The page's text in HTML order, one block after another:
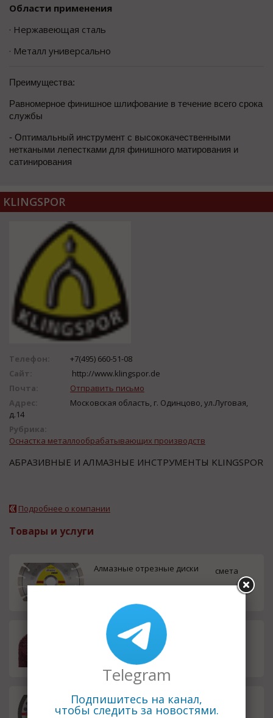
Области применения
· Нержавеющая сталь
· Металл универсально
Преимущества:
Равномерное финишное шлифование в течение всего срока
службы
- Оптимальный инструмент с высококачественными
неткаными лепестками для финишного матирования и
сатинирования
KLINGSPOR
Телефон:
+7(495) 660-51-08
Сайт:
http://www.klingspor.de
Почта:
Отправить письмо
Адрес:
Московская область, г. Одинцово, ул.Луговая,
д.14
Рубрика:
Оснастка металлообрабатывающих производств
АБРАЗИВНЫЕ И АЛМАЗНЫЕ ИНСТРУМЕНТЫ KLINGSPOR
Подробнее о компании
Товары и услуги
Алмазные отрезные диски смета
Лепестковая головка
Отрезные круги Kronenflex®
Telegram
Подпишитесь на канал,
чтобы следить за новостями.